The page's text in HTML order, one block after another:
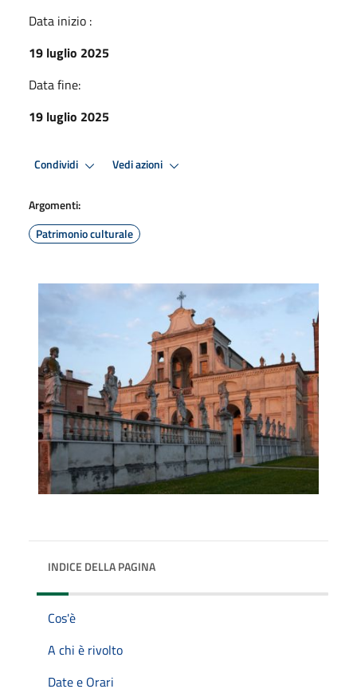
Data inizio :
19 luglio 2025
Data fine:
19 luglio 2025
Condividi Vedi azioni
Argomenti:
Patrimonio culturale
INDICE DELLA PAGINA
Cos'è
A chi è rivolto
Date e Orari